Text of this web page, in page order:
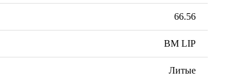
66.56
BM LIP
Литые